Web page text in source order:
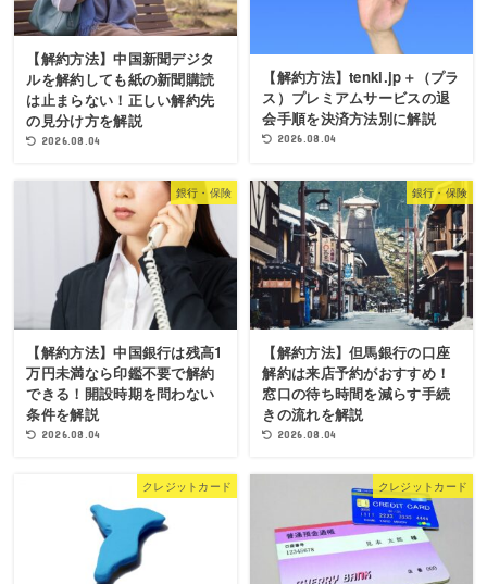
【解約方法】中国新聞デジタ
ルを解約しても紙の新聞購読
は止まらない！正しい解約先
の見分け方を解説
2026.08.04
【解約方法】tenki.jp＋（プラ
ス）プレミアムサービスの退
会手順を決済方法別に解説
2026.08.04
銀行・保険
【解約方法】中国銀行は残高1
万円未満なら印鑑不要で解約
できる！開設時期を問わない
条件を解説
2026.08.04
銀行・保険
【解約方法】但馬銀行の口座
解約は来店予約がおすすめ！
窓口の待ち時間を減らす手続
きの流れを解説
2026.08.04
クレジットカード クレジットカード